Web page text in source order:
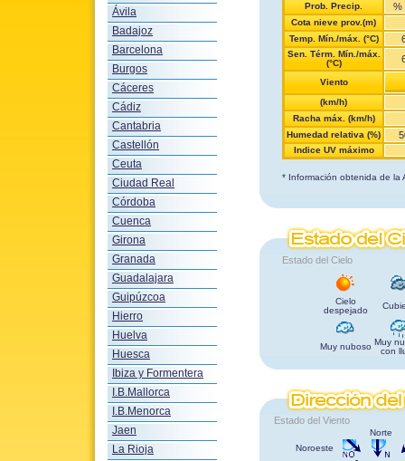
Ávila
Badajoz
Barcelona
Burgos
Cáceres
Cádiz
Cantabria
Castellón
Ceuta
Ciudad Real
Córdoba
Cuenca
Girona
Granada
Guadalajara
Guipúzcoa
Hierro
Huelva
Huesca
Ibiza y Formentera
I.B.Mallorca
I.B.Menorca
Jaen
La Rioja
Prob. Precip.
%
Cota nieve prov.(m)
Temp. Mín./máx. (°C)
Sen. Térm. Mín./máx.
(°C)
Viento
(km/h)
Racha máx. (km/h)
Humedad relativa (%)
Indice UV máximo
* Información obtenida de la
Estado del Cielo
Cielo
despejado
Muy nuboso Muy
con
Estado del Viento
Norte
Noroeste